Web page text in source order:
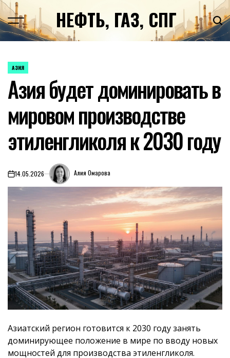
Перейти
к
содержимомуНЕФТЬ, ГАЗ, СПГ
ОПУБЛИКОВАНО
АЗИЯ
Азия будет доминировать в
мировом производстве
этиленгликоля к 2030 году
on14.05.2026 Алия Омарова
Азиатский регион готовится к 2030 году занять
доминирующее положение в мире по вводу новых
мощностей для производства этиленгликоля.